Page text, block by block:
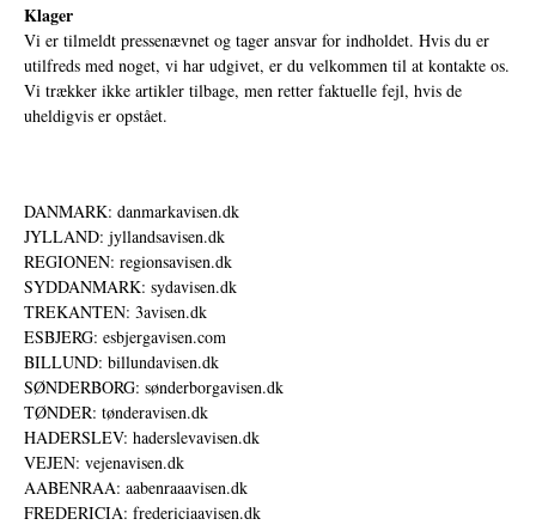
Klager
Vi er tilmeldt pressenævnet og tager ansvar for indholdet. Hvis du er
utilfreds med noget, vi har udgivet, er du velkommen til at kontakte os.
Vi trækker ikke artikler tilbage, men retter faktuelle fejl, hvis de
uheldigvis er opstået.
DANMARK: danmarkavisen.dk
JYLLAND: jyllandsavisen.dk
REGIONEN: regionsavisen.dk
SYDDANMARK: sydavisen.dk
TREKANTEN: 3avisen.dk
ESBJERG: esbjergavisen.com
BILLUND: billundavisen.dk
SØNDERBORG: sønderborgavisen.dk
TØNDER: tønderavisen.dk
HADERSLEV: haderslevavisen.dk
VEJEN: vejenavisen.dk
AABENRAA: aabenraaavisen.dk
FREDERICIA: fredericiaavisen.dk